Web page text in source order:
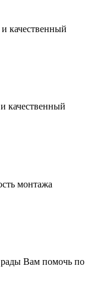
качественный
качественный
монтажа
Вам помочь по